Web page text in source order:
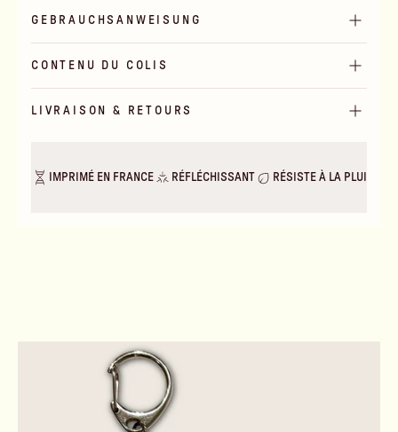
GEBRAUCHSANWEISUNG
CONTENU DU COLIS
LIVRAISON & RETOURS
IMPRIMÉ EN FRANCE RÉFLÉCHISSANT RÉSISTE À LA PLUIE &